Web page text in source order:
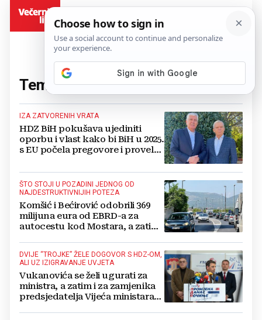
Tema:vlast u BiH(27 članaka)
IZA ZATVORENIH VRATA
HDZ BiH pokušava ujediniti
oporbu i vlast kako bi BiH u 2025.
s EU počela pregovore i provela
ŠTO STOJI U POZADINI JEDNOG OD
NAJDESTRUKTIVNIJIH POTEZA
Komšić i Bećirović odobrili 369
milijuna eura od EBRD-a za
autocestu kod Mostara, a zatim
DVIJE “TROJKE” ŽELE DOGOVOR S HDZ-OM,
ALI UZ IZIGRAVANJE UVJETA
Vukanovića se želi ugurati za
ministra, a zatim i za zamjenika
predsjedatelja Vijeća ministara